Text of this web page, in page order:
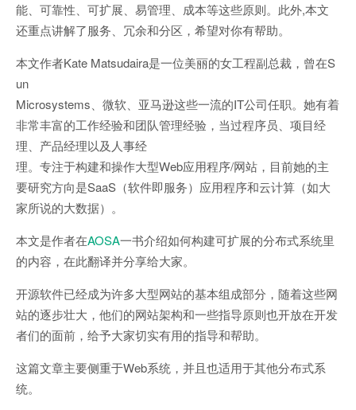
能、可靠性、可扩展、易管理、成本等这些原则。此外,本文
还重点讲解了服务、冗余和分区，希望对你有帮助。
本文作者Kate Matsudaira是一位美丽的女工程副总裁，曾在S
un
Microsystems、微软、亚马逊这些一流的IT公司任职。她有着
非常丰富的工作经验和团队管理经验，当过程序员、项目经
理、产品经理以及人事经
理。专注于构建和操作大型Web应用程序/网站，目前她的主
要研究方向是SaaS（软件即服务）应用程序和云计算（如大
家所说的大数据）。
本文是作者在AOSA一书介绍如何构建可扩展的分布式系统里
的内容，在此翻译并分享给大家。
开源软件已经成为许多大型网站的基本组成部分，随着这些网
站的逐步壮大，他们的网站架构和一些指导原则也开放在开发
者们的面前，给予大家切实有用的指导和帮助。
这篇文章主要侧重于Web系统，并且也适用于其他分布式系
统。